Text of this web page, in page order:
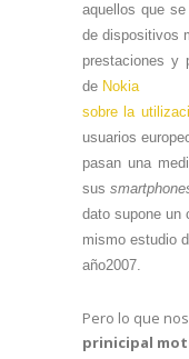
aquellos que
de dispositivos
prestaciones y
de Nokia
sobre la
usuarios
pasan una
sus
dato supone un
mismo estudio
año2007.
Pero lo que
prinicipal